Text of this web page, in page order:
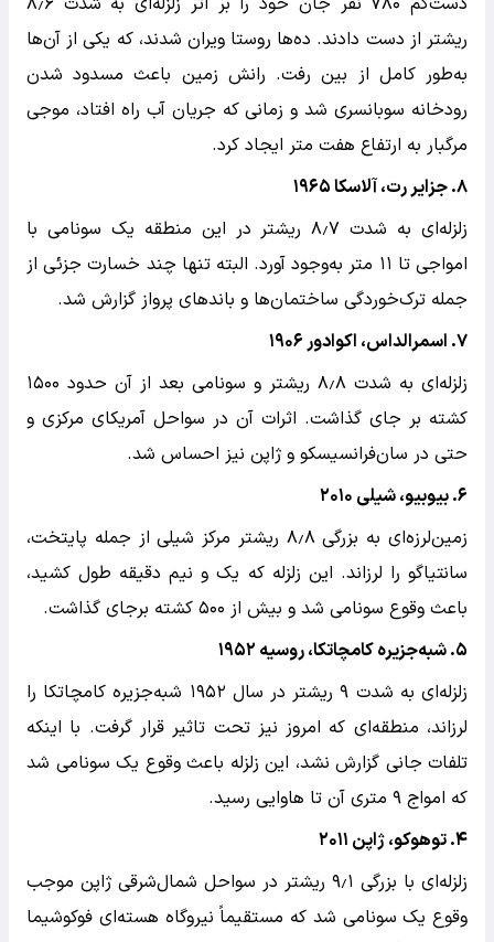
ریشتر از دست دادند. ده‌ها روستا ویران شدند، که یکی از آن‌ها
به‌طور کامل از بین رفت. رانش زمین باعث مسدود شدن
رودخانه سوبانسری شد و زمانی که جریان آب راه افتاد، موجی
مرگبار به ارتفاع هفت متر ایجاد کرد.
۸. جزایر رت، آلاسکا ۱۹۶۵
زلزله‌ای به شدت ۸٫۷ ریشتر در این منطقه یک سونامی‌ با
امواجی تا ۱۱ متر به‌وجود آورد. البته تنها چند خسارت‌ جزئی از
جمله ترک‌خوردگی ساختمان‌ها و باندهای پرواز گزارش شد.
۷. اسمرالداس، اکوادور ۱۹۰۶
زلزله‌ای به شدت ۸٫۸ ریشتر و سونامی بعد از آن حدود ۱۵۰۰
کشته بر جای گذاشت. اثرات آن در سواحل آمریکای مرکزی و
حتی در سان‌فرانسیسکو و ژاپن نیز احساس شد.
۶. بیوبیو، شیلی ۲۰۱۰
زمین‌لرزه‌ای به بزرگی ۸٫۸ ریشتر مرکز شیلی از جمله پایتخت،
سانتیاگو را لرزاند. این زلزله که یک و نیم دقیقه طول کشید،
باعث وقوع سونامی شد و بیش از ۵۰۰ کشته برجای گذاشت.
۵. شبه‌جزیره کامچاتکا، روسیه ۱۹۵۲
زلزله‌ای به شدت ۹ ریشتر در سال ۱۹۵۲ شبه‌جزیره کامچاتکا را
لرزاند، منطقه‌ای که امروز نیز تحت تاثیر قرار گرفت. با اینکه
تلفات جانی گزارش نشد، این زلزله باعث وقوع یک سونامی‌ شد
که امواج ۹ متری آن تا هاوایی رسید.
۴. توهوکو، ژاپن ۲۰۱۱
زلزله‌ای با بزرگی ۹٫۱ ریشتر در سواحل شمال‌شرقی ژاپن موجب
وقوع یک سونامی‌ شد که مستقیماً نیروگاه هسته‌ای فوکوشیما